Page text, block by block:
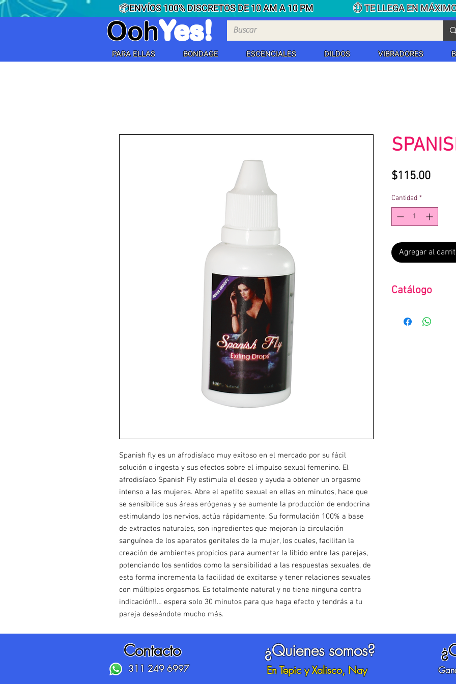
PARA ELLAS BONDAGE ESCENCIALES DILDOS VIBRADORES
OohYes!
📦ENVÍOS 100% DISCRETOS DE 10 AM A 10 PM ⏱ TE LLEGA EN
Spanish ﬂy es un afrodisíaco muy exitoso en el mercado por su fácil
solución o ingesta y sus efectos sobre el impulso sexual femenino. El
afrodisíaco Spanish Fly estimula el deseo y ayuda a obtener un orgasmo
intenso a las mujeres. Abre el apetito sexual en ellas en minutos, hace que
se sensibilice sus áreas erógenas y se aumente la producción de endocrina
estimulando los nervios, actúa rápidamente. Su formulación 100% a base
de extractos naturales, son ingredientes que mejoran la circulación
sanguínea de los aparatos genitales de la mujer, los cuales, facilitan la
creación de ambientes propicios para aumentar la libido entre las parejas,
potenciando los sentidos como la sensibilidad a las respuestas sexuales, de
esta forma incrementa la facilidad de excitarse y tener relaciones sexuales
con múltiples orgasmos. Es totalmente natural y no tiene ninguna contra
indicación!!… espera solo 30 minutos para que haga efecto y tendrás a tu
pareja deseándote mucho más.
$115.00
Cantidad *
Agregar al
Catálogo
¿Quienes somos?
Contacto
En Tepic y Xalisco, Nay
311 249 6997